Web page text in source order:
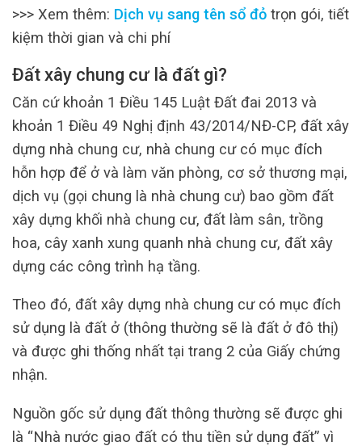
>>> Xem thêm: Dịch vụ sang tên sổ đỏ trọn gói, tiết
kiệm thời gian và chi phí
Đất xây chung cư là đất gì?
Căn cứ khoản 1 Điều 145 Luật Đất đai 2013 và
khoản 1 Điều 49 Nghị định 43/2014/NĐ-CP, đất xây
dựng nhà chung cư, nhà chung cư có mục đích
hỗn hợp để ở và làm văn phòng, cơ sở thương mại,
dịch vụ (gọi chung là nhà chung cư) bao gồm đất
xây dựng khối nhà chung cư, đất làm sân, trồng
hoa, cây xanh xung quanh nhà chung cư, đất xây
dựng các công trình hạ tầng.
Theo đó, đất xây dựng nhà chung cư có mục đích
sử dụng là đất ở (thông thường sẽ là đất ở đô thị)
và được ghi thống nhất tại trang 2 của Giấy chứng
nhận.
Nguồn gốc sử dụng đất thông thường sẽ được ghi
là “Nhà nước giao đất có thu tiền sử dụng đất” vì